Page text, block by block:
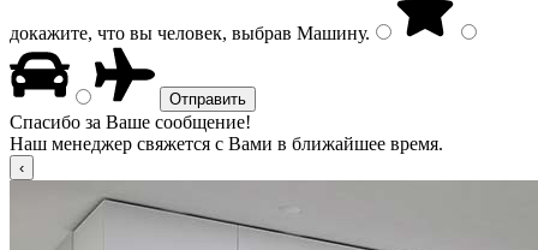
докажите, что вы человек, выбрав Машину.
Спасибо за Ваше сообщение!
Наш менеджер свяжется с Вами в ближайшее время.